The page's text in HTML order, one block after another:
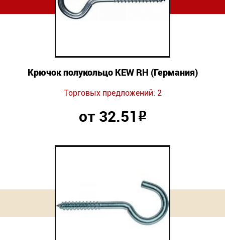
Крючок полукольцо KEW RH (Германия)
Торговых предложений: 2
от 32.51 Р